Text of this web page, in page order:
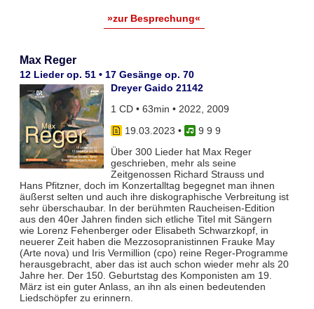
»zur Besprechung«
Max Reger
12 Lieder op. 51 • 17 Gesänge op. 70
Dreyer Gaido 21142
1 CD • 63min • 2022, 2009
19.03.2023 •
9 9 9
Über 300 Lieder hat Max Reger
geschrieben, mehr als seine
Zeitgenossen Richard Strauss und
Hans Pfitzner, doch im Konzertalltag begegnet man ihnen
äußerst selten und auch ihre diskographische Verbreitung ist
sehr überschaubar. In der berühmten Raucheisen-Edition
aus den 40er Jahren finden sich etliche Titel mit Sängern
wie Lorenz Fehenberger oder Elisabeth Schwarzkopf, in
neuerer Zeit haben die Mezzosopranistinnen Frauke May
(Arte nova) und Iris Vermillion (cpo) reine Reger-Programme
herausgebracht, aber das ist auch schon wieder mehr als 20
Jahre her. Der 150. Geburtstag des Komponisten am 19.
März ist ein guter Anlass, an ihn als einen bedeutenden
Liedschöpfer zu erinnern.